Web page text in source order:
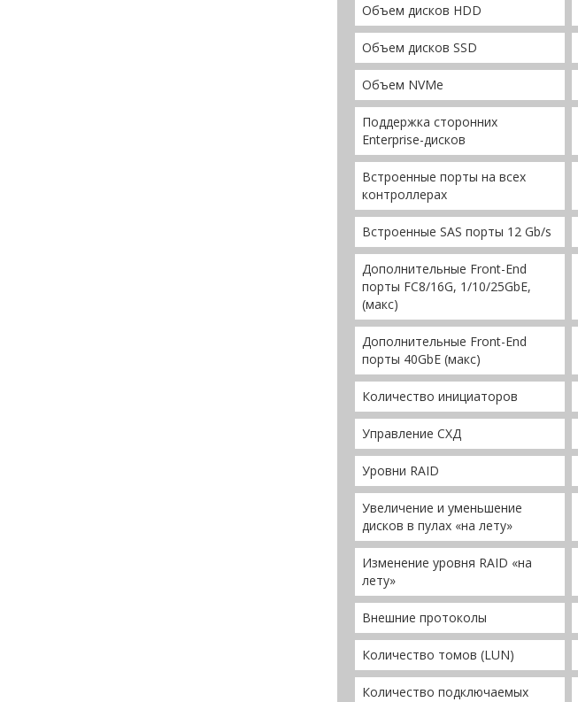
Объем дисков HDD
Объем дисков SSD
Объем NVMe
Поддержка сторонних
Enterprise-дисков
Встроенные порты на всех
контроллерах
Встроенные SAS порты 12 Gb/s
Дополнительные Front-End
порты FC8/16G, 1/10/25GbE,
(макс)
Дополнительные Front-End
порты 40GbE (макс)
Количество инициаторов
Управление СХД
Уровни RAID
Увеличение и уменьшение
дисков в пулах «на лету»
Изменение уровня RAID «на
лету»
Внешние протоколы
Количество томов (LUN)
Количество подключаемых